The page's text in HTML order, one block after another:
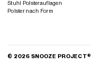
Stuhl Polsterauflagen
Polster nach Form
© 2026 SNOOZE PROJECT®